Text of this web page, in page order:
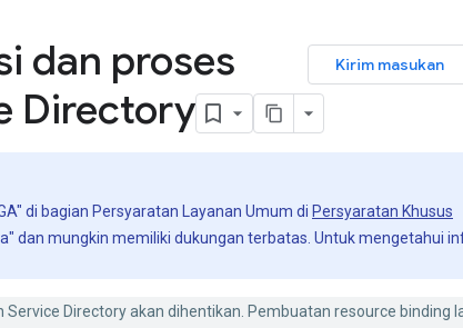
Kirim masukan
dan proses
Directory
di bagian Persyaratan Layanan Umum di Persyaratan Khusus
dan mungkin memiliki dukungan terbatas. Untuk mengetahui
Service Directory akan dihentikan. Pembuatan resource binding